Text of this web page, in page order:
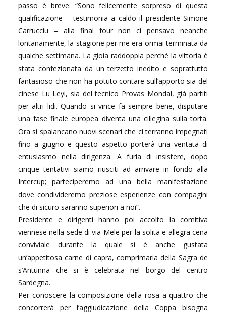
passo è breve: “Sono felicemente sorpreso di questa
qualificazione – testimonia a caldo il presidente Simone
Carrucciu – alla final four non ci pensavo neanche
lontanamente, la stagione per me era ormai terminata da
qualche settimana. La gioia raddoppia perché la vittoria è
stata confezionata da un terzetto inedito e soprattutto
fantasioso che non ha potuto contare sull’apporto sia del
cinese Lu Leyi, sia del tecnico Provas Mondal, già partiti
per altri lidi. Quando si vince fa sempre bene, disputare
una fase finale europea diventa una ciliegina sulla torta.
Ora si spalancano nuovi scenari che ci terranno impegnati
fino a giugno e questo aspetto porterà una ventata di
entusiasmo nella dirigenza. A furia di insistere, dopo
cinque tentativi siamo riusciti ad arrivare in fondo alla
Intercup; parteciperemo ad una bella manifestazione
dove condivideremo preziose esperienze con compagini
che di sicuro saranno superiori a noi”.
Presidente e dirigenti hanno poi accolto la comitiva
viennese nella sede di via Mele per la solita e allegra cena
conviviale durante la quale si è anche gustata
un’appetitosa carne di capra, comprimaria della Sagra de
s’Antunna che si è celebrata nel borgo del centro
Sardegna.
Per conoscere la composizione della rosa a quattro che
concorrerà per l’aggiudicazione della Coppa bisogna